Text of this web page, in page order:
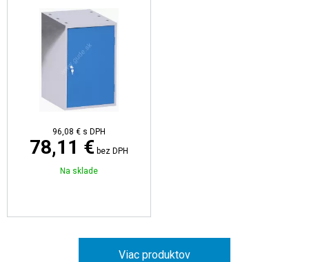
96,08 € s DPH
78,11 € bez DPH
Na sklade
Viac produktov